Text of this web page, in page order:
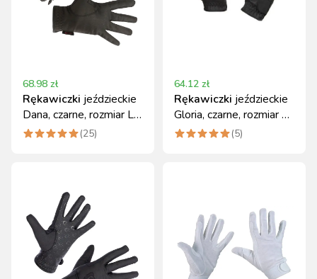
68.98 zł
Rękawiczki jeździeckie
Dana, czarne, rozmiar L,
Covalliero
(25)
64.12 zł
Rękawiczki jeździeckie
Gloria, czarne, rozmiar L,
Covalliero
(5)